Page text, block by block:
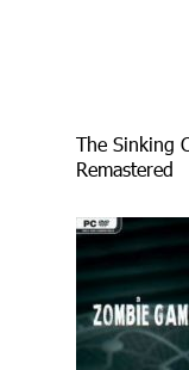
The Sinking
Remastered